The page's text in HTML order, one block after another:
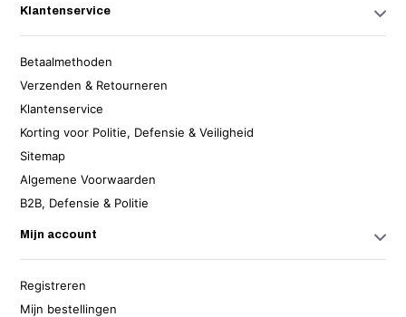
Klantenservice
Betaalmethoden
Verzenden & Retourneren
Klantenservice
Korting voor Politie, Defensie & Veiligheid
Sitemap
Algemene Voorwaarden
B2B, Defensie & Politie
Mijn account
Registreren
Mijn bestellingen